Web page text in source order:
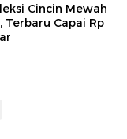
Cincin Mewah
Terbaru Capai Rp